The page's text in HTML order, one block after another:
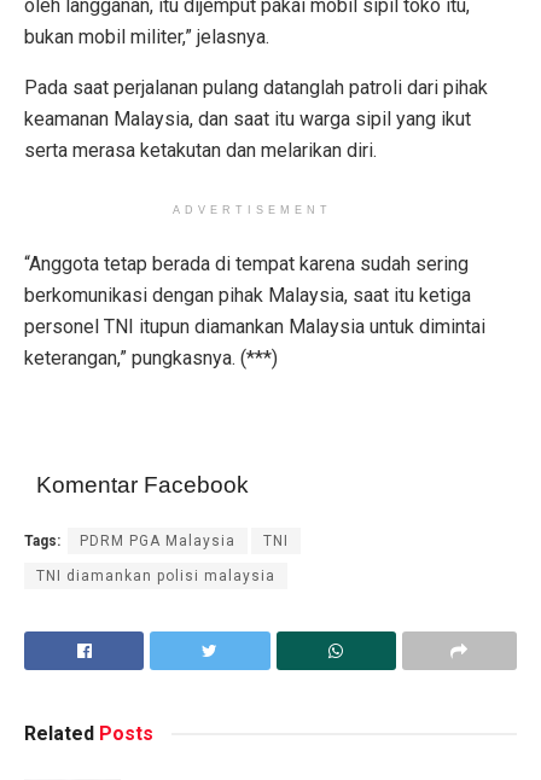
oleh langganan, itu dijemput pakai mobil sipil toko itu,
bukan mobil militer,” jelasnya.
Pada saat perjalanan pulang datanglah patroli dari pihak
keamanan Malaysia, dan saat itu warga sipil yang ikut
serta merasa ketakutan dan melarikan diri.
ADVERTISEMENT
“Anggota tetap berada di tempat karena sudah sering
berkomunikasi dengan pihak Malaysia, saat itu ketiga
personel TNI itupun diamankan Malaysia untuk dimintai
keterangan,” pungkasnya. (***)
Komentar Facebook
Tags: PDRM PGA Malaysia TNI
TNI diamankan polisi malaysia
Related Posts